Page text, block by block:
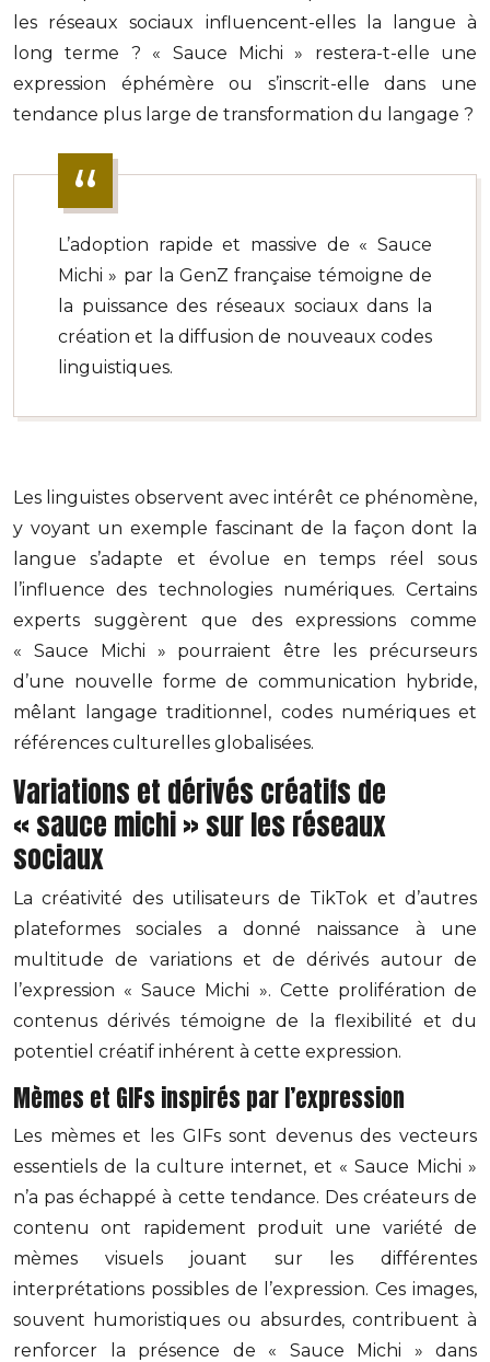
les réseaux sociaux influencent-elles la langue à
long terme ? « Sauce Michi » restera-t-elle une
expression éphémère ou s’inscrit-elle dans une
tendance plus large de transformation du langage ?
L’adoption rapide et massive de « Sauce
Michi » par la GenZ française témoigne de
la puissance des réseaux sociaux dans la
création et la diffusion de nouveaux codes
linguistiques.
Les linguistes observent avec intérêt ce phénomène,
y voyant un exemple fascinant de la façon dont la
langue s’adapte et évolue en temps réel sous
l’influence des technologies numériques. Certains
experts suggèrent que des expressions comme
« Sauce Michi » pourraient être les précurseurs
d’une nouvelle forme de communication hybride,
mêlant langage traditionnel, codes numériques et
références culturelles globalisées.
Variations et dérivés créatifs de
« sauce michi » sur les réseaux
sociaux
La créativité des utilisateurs de TikTok et d’autres
plateformes sociales a donné naissance à une
multitude de variations et de dérivés autour de
l’expression « Sauce Michi ». Cette prolifération de
contenus dérivés témoigne de la flexibilité et du
potentiel créatif inhérent à cette expression.
Mèmes et GIFs inspirés par l’expression
Les mèmes et les GIFs sont devenus des vecteurs
essentiels de la culture internet, et « Sauce Michi »
n’a pas échappé à cette tendance. Des créateurs de
contenu ont rapidement produit une variété de
mèmes visuels jouant sur les différentes
interprétations possibles de l’expression. Ces images,
souvent humoristiques ou absurdes, contribuent à
renforcer la présence de « Sauce Michi » dans